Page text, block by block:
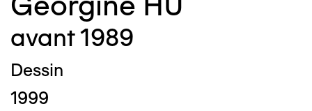
avant 1989
Dessin
1999